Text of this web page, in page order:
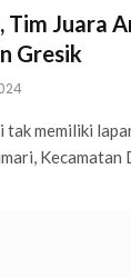
Tim Juara
Gresik
tak memiliki
Kecamatan